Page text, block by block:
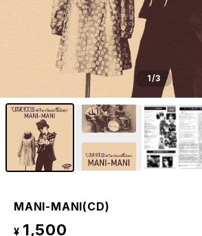
1/3
MANI-MANI(CD)
¥ 1,500